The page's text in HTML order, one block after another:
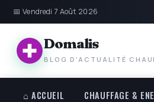
📅 Vendredi 7 Août 2026
Domalis
BLOG D'ACTUALITÉ
⌂ ACCUEIL
CHAUFFAGE &